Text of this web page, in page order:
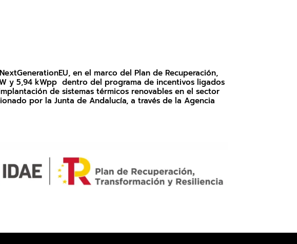
en el marco del Plan de Recuperación,
y 5,94 kWpp dentro del programa de incentivos ligados
de sistemas térmicos renovables en el sector
por la Junta de Andalucía, a través de la Agencia